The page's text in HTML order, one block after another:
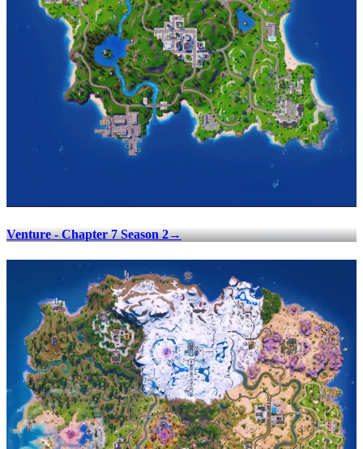
Venture - Chapter 7 Season 2→